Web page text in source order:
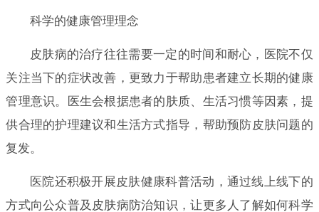
科学的健康管理理念
皮肤病的治疗往往需要一定的时间和耐心，医院不仅
关注当下的症状改善，更致力于帮助患者建立长期的健康
管理意识。医生会根据患者的肤质、生活习惯等因素，提
供合理的护理建议和生活方式指导，帮助预防皮肤问题的
复发。
医院还积极开展皮肤健康科普活动，通过线上线下的
方式向公众普及皮肤病防治知识，让更多人了解如何科学